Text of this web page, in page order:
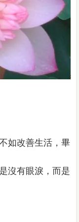
如改善生活，畢
沒有眼淚，而是